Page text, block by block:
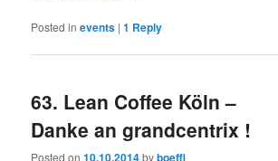
Posted in events |1 Reply
63. Lean Coffee Köln –
Danke an grandcentrix !
Posted on10.10.2014byboeffi